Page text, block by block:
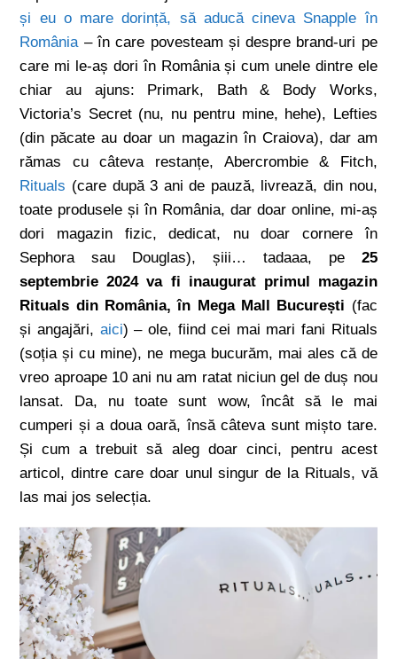
și eu o mare dorință, să aducă cineva Snapple în
România– în care povesteam și despre brand-uri pe
care mi le-aș dori în România și cum unele dintre ele
chiar au ajuns: Primark, Bath & Body Works,
Victoria’s Secret (nu, nu pentru mine, hehe), Lefties
(din păcate au doar un magazin în Craiova), dar am
rămas cu câteva restanțe, Abercrombie & Fitch,
Rituals (care după 3 ani de pauză, livrează, din nou,
toate produsele și în România, dar doar online, mi-aș
dori magazin fizic, dedicat, nu doar cornere în
Sephora sau Douglas), șiii… tadaaa, pe 25
septembrie 2024 va fi inaugurat primul magazin
Rituals din România, în Mega Mall București (fac
și angajări, aici) – ole, fiind cei mai mari fani Rituals
(soția și cu mine), ne mega bucurăm, mai ales că de
vreo aproape 10 ani nu am ratat niciun gel de duș nou
lansat. Da, nu toate sunt wow, încât să le mai
cumperi și a doua oară, însă câteva sunt mișto tare.
Și cum a trebuit să aleg doar cinci, pentru acest
articol, dintre care doar unul singur de la Rituals, vă
las mai jos selecția.